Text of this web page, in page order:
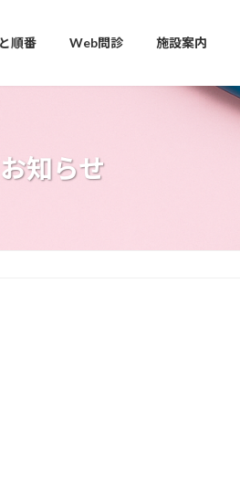
順番 Web問診 施設案内
お知らせ